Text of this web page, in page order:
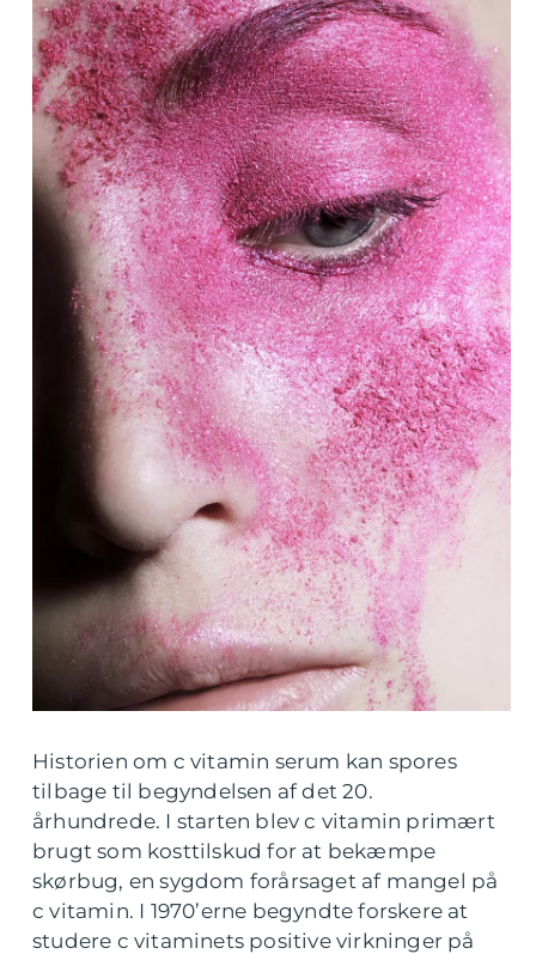
Historien om c vitamin serum kan spores
tilbage til begyndelsen af det 20.
århundrede. I starten blev c vitamin primært
brugt som kosttilskud for at bekæmpe
skørbug, en sygdom forårsaget af mangel på
c vitamin. I 1970’erne begyndte forskere at
studere c vitaminets positive virkninger på